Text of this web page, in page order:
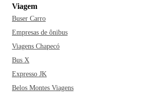
Viagem
Buser Carro
Empresas de ônibus
Viagens Chapecó
Bus X
Expresso JK
Belos Montes Viagens